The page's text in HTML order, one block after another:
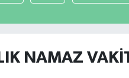
NAMAZ